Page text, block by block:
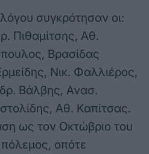
συγκρότησαν οι:
Πιθαμίτσης, Αθ.
Βρασίδας
Νικ. Φαλλιέρος,
Βάλβης, Ανασ.
Αθ. Καπίτσας.
ως τον Οκτώβριο του
οπότε